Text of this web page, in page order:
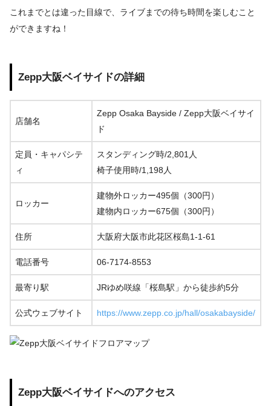
これまでとは違った目線で、ライブまでの待ち時間を楽しむこと
ができますね！
Zepp大阪ベイサイドの詳細
店舗名
Zepp Osaka Bayside / Zepp大阪ベイサイ
ド
定員・キャパシテ
ィ
スタンディング時/2,801人
椅子使用時/1,198人
ロッカー
建物外ロッカー495個（300円）
建物内ロッカー675個（300円）
住所 大阪府大阪市此花区桜島1-1-61
電話番号 06-7174-8553
最寄り駅 JRゆめ咲線「桜島駅」から徒歩約5分
公式ウェブサイト https://www.zepp.co.jp/hall/osakabayside/
Zepp大阪ベイサイドへのアクセス